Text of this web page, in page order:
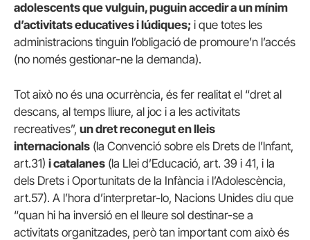
adolescents que vulguin, puguin accedir a un mínim
d’activitats educatives i lúdiques; i que totes les
administracions tinguin l’obligació de promoure’n l’accés
(no només gestionar-ne la demanda).
Tot això no és una ocurrència, és fer realitat el “dret al
descans, al temps lliure, al joc i a les activitats
recreatives”, un dret reconegut en lleis
internacionals (la Convenció sobre els Drets de l’lnfant,
art.31) i catalanes (la Llei d’Educació, art. 39 i 41, i la
dels Drets i Oportunitats de la Infància i l’Adolescència,
art.57). A l’hora d’interpretar-lo, Nacions Unides diu que
“quan hi ha inversió en el lleure sol destinar-se a
activitats organitzades, però tan important com això és